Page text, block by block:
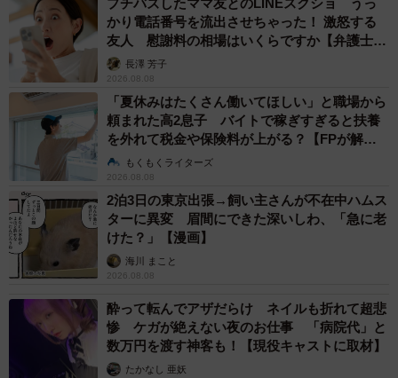
店頭で見るあの文字も実は
実は、私たちの生活の中でも蒼喬さんの作品にお目にか
かることができます。
アニメ好きの人なら「Fate／Grand Order」 の作中筆文字
演出や、NHK Eテレ放送の「銀河英雄伝説 Die Neue
These」のタイトルロゴなどを担当。
最近では、大手外食チェーン松屋フーズが展開するとん
かつ専門店「松のや」の8月新商品「黒豚ロースかつ」の店
頭ポスターも蒼喬さんの書。確かに「黒豚」の文字や説明
文をよく見ると、今回の「美」にも通じる力強さと気品が
感じられます。
一般向けに書道のミニ講座もされる蒼喬さん。興味のあ
プチバズしたママ友とのLINEスクショ うっ
かり電話番号を流出させちゃった！ 激怒する
友人 慰謝料の相場はいくらですか【弁護士が
解説】長澤 芳子
2026.08.08
「夏休みはたくさん働いてほしい」と職場から
頼まれた高2息子 バイトで稼ぎすぎると扶養
を外れて税金や保険料が上がる？【FPが解
説】もくもくライターズ
2026.08.08
2泊3日の東京出張→飼い主さんが不在中ハムス
ターに異変 眉間にできた深いしわ、「急に老
けた？」【漫画】
海川 まこと
2026.08.08
酔って転んでアザだらけ ネイルも折れて超悲
惨 ケガが絶えない夜のお仕事 「病院代」と
数万円を渡す神客も！【現役キャストに取材】
たかなし 亜妖